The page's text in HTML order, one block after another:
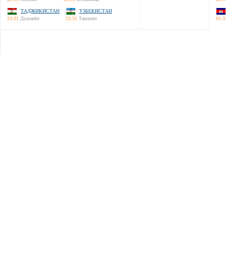
ТАДЖИКИСТАН
23:31 Душанбе
УЗБЕКИСТАН
23:31 Ташкент